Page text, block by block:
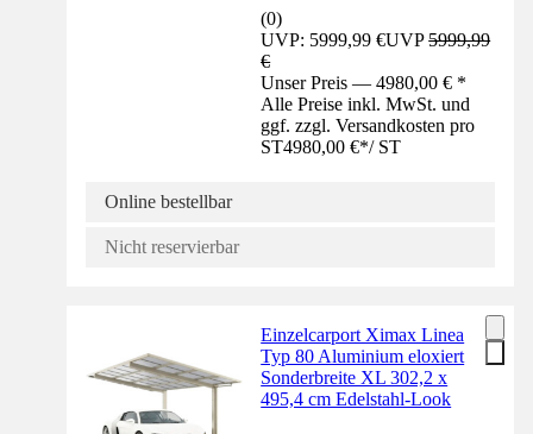
(0)
UVP: 5999,99 €UVP5999,99
€
Unser Preis — 4980,00 € *
Alle Preise inkl. MwSt. und
ggf. zzgl. Versandkosten pro
ST4980,00 €*/ ST
Online bestellbar
Nicht reservierbar
Einzelcarport Ximax Linea
Typ 80 Aluminium eloxiert
Sonderbreite XL 302,2 x
495,4 cm Edelstahl-Look